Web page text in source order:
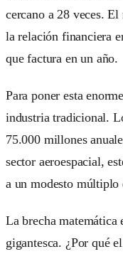
cercano a 28 veces.
la relación financiera
que factura en un año.
Para poner esta
industria tradicional.
75.000 millones
sector aeroespacial,
a un modesto múltiplo
La brecha matemática
gigantesca. ¿Por qué